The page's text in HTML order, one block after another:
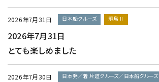
2026年7月31日 日本船クルーズ 飛鳥Ⅱ
2026年7月31日
とても楽しめました
2026年7月30日 日本発／着 片道クルーズ／日本船クルーズ